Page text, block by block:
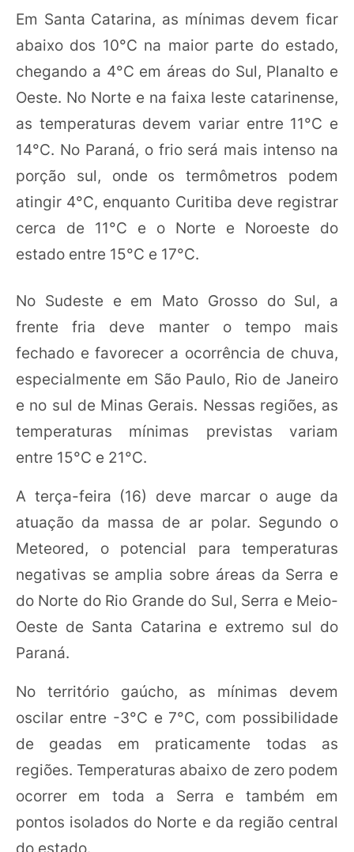
Em Santa Catarina, as mínimas devem ficar
abaixo dos 10°C na maior parte do estado,
chegando a 4°C em áreas do Sul, Planalto e
Oeste. No Norte e na faixa leste catarinense,
as temperaturas devem variar entre 11°C e
14°C. No Paraná, o frio será mais intenso na
porção sul, onde os termômetros podem
atingir 4°C, enquanto Curitiba deve registrar
cerca de 11°C e o Norte e Noroeste do
estado entre 15°C e 17°C.
No Sudeste e em Mato Grosso do Sul, a
frente fria deve manter o tempo mais
fechado e favorecer a ocorrência de chuva,
especialmente em São Paulo, Rio de Janeiro
e no sul de Minas Gerais. Nessas regiões, as
temperaturas mínimas previstas variam
entre 15°C e 21°C.
A terça-feira (16) deve marcar o auge da
atuação da massa de ar polar. Segundo o
Meteored, o potencial para temperaturas
negativas se amplia sobre áreas da Serra e
do Norte do Rio Grande do Sul, Serra e Meio-
Oeste de Santa Catarina e extremo sul do
Paraná.
No território gaúcho, as mínimas devem
oscilar entre -3°C e 7°C, com possibilidade
de geadas em praticamente todas as
regiões. Temperaturas abaixo de zero podem
ocorrer em toda a Serra e também em
pontos isolados do Norte e da região central
do estado.